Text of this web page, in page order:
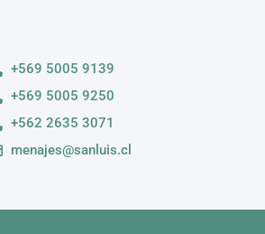
+569 5005 9139
+569 5005 9250
+562 2635 3071
menajes@sanluis.cl